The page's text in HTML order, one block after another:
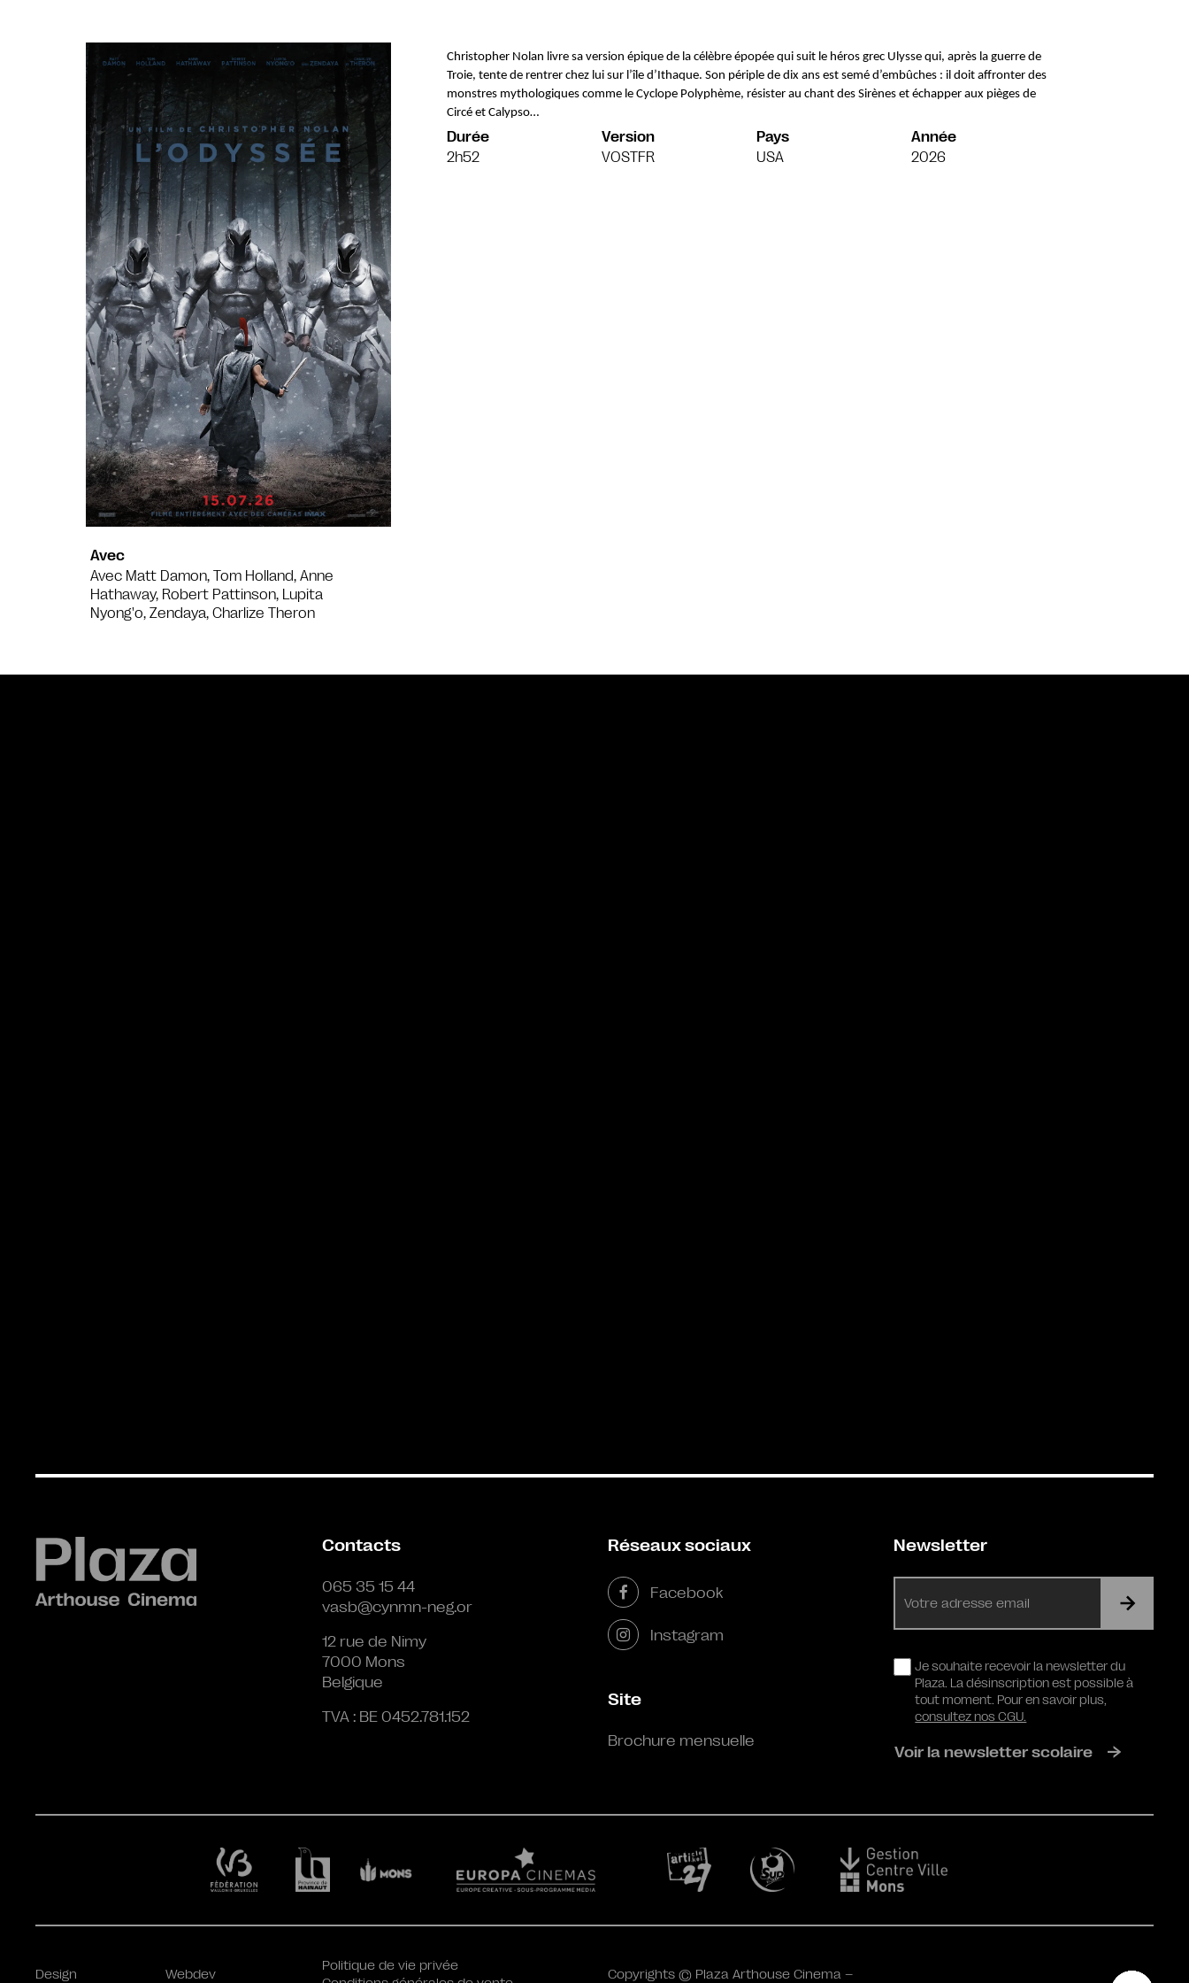
Avec
Avec Matt Damon, Tom Holland, Anne
Hathaway, Robert Pattinson, Lupita
Nyong'o, Zendaya, Charlize Theron
Christopher Nolan livre sa version épique de la célèbre épopée qui suit le héros grec Ulysse qui, après la guerre de
Troie, tente de rentrer chez lui sur l’île d’Ithaque. Son périple de dix ans est semé d’embûches : il doit affronter des
monstres mythologiques comme le Cyclope Polyphème, résister au chant des Sirènes et échapper aux pièges de
Circé et Calypso…
Durée
2h52
Version
VOSTFR
Pays
USA
Année
2026
Contacts
065 35 15 44
vasb@cynmn-neg.or
12 rue de Nimy
7000 Mons
Belgique
TVA : BE 0452.781.152
Réseaux sociaux
Facebook
Instagram
Site
Brochure mensuelle
Newsletter
mail
RGPDJe souhaite recevoir la newsletter du
Plaza. La désinscription est possible à
tout moment. Pour en savoir plus,
consultez nos CGU.
Voir la newsletter scolaire
Design Webdev
Politique de vie privée
Copyrights © Plaza Arthouse Cinema –